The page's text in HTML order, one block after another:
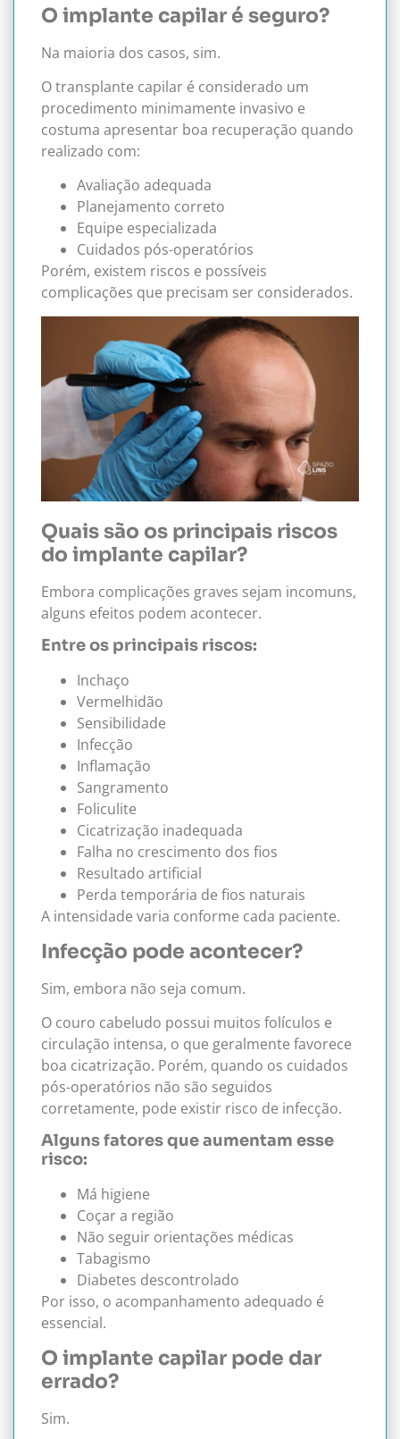
O implante capilar é seguro?
Na maioria dos casos, sim.
O transplante capilar é considerado um
procedimento minimamente invasivo e
costuma apresentar boa recuperação quando
realizado com:
Avaliação adequada
Planejamento correto
Equipe especializada
Cuidados pós-operatórios
Porém, existem riscos e possíveis
complicações que precisam ser considerados.
Quais são os principais riscos
do implante capilar?
Embora complicações graves sejam incomuns,
alguns efeitos podem acontecer.
Entre os principais riscos:
Inchaço
Vermelhidão
Sensibilidade
Infecção
Inflamação
Sangramento
Foliculite
Cicatrização inadequada
Falha no crescimento dos fios
Resultado artificial
Perda temporária de fios naturais
A intensidade varia conforme cada paciente.
Infecção pode acontecer?
Sim, embora não seja comum.
O couro cabeludo possui muitos folículos e
circulação intensa, o que geralmente favorece
boa cicatrização. Porém, quando os cuidados
pós-operatórios não são seguidos
corretamente, pode existir risco de infecção.
Alguns fatores que aumentam esse
risco:
Má higiene
Coçar a região
Não seguir orientações médicas
Tabagismo
Diabetes descontrolado
Por isso, o acompanhamento adequado é
essencial.
O implante capilar pode dar
errado?
Sim.